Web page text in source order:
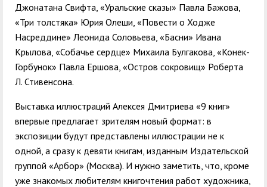
Джонатана Свифта, «Уральские сказы» Павла Бажова,
«Три толстяка» Юрия Олеши, «Повести о Ходже
Насреддине» Леонида Соловьева, «Басни» Ивана
Крылова, «Собачье сердце» Михаила Булгакова, «Конек-
Горбунок» Павла Ершова, «Остров сокровищ» Роберта
Л. Стивенсона.
Выставка иллюстраций Алексея Дмитриева «9 книг»
впервые предлагает зрителям новый формат: в
экспозиции будут представлены иллюстрации не к
одной, а сразу к девяти книгам, изданным Издательской
группой «Арбор» (Москва). И нужно заметить, что, кроме
уже знакомых любителям книгочтения работ художника,